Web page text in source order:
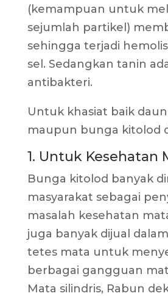
(kemampuan untuk
sejumlah partikel)
sehingga terjadi
sel. Sedangkan tanin
antibakteri.
Untuk khasiat baik
maupun bunga kitolod
1. Untuk Kesehatan
Bunga kitolod banyak
masyarakat sebagai
masalah kesehatan
juga banyak dijual
tetes mata untuk
berbagai gangguan
Mata silindris, Rabun